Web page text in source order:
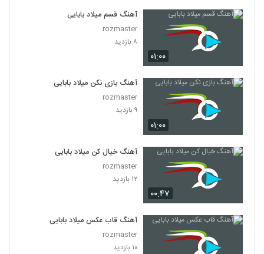
۰۱:۰۰
آهنگ قسم میلاد بابایی
rozmaster
۸ بازدید
۰۱:۰۰
آهنگ بازی نکن میلاد بابایی
rozmaster
۹ بازدید
۰۰:۴۷
آهنگ خیال کن میلاد بابایی
rozmaster
۱۲ بازدید
آهنگ قاب عکس میلاد بابایی
rozmaster
۱۰ بازدید